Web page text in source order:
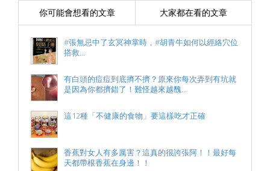
你可能會想看的文章 大家都在看的文章
#張無忌中了玄冥神掌時，#胡青牛如何以經絡穴位
搭救...
有白頭的痘痘到底擠不擠？原來你每次弄到有坑就
是因為你都擠錯了！難怪越來越醜...
這12種「不健康的食物」要這樣吃才正確
香蕉對女人有多厲害？這真的很誇張阿！！最好每
天都帶根香蕉在身邊！！